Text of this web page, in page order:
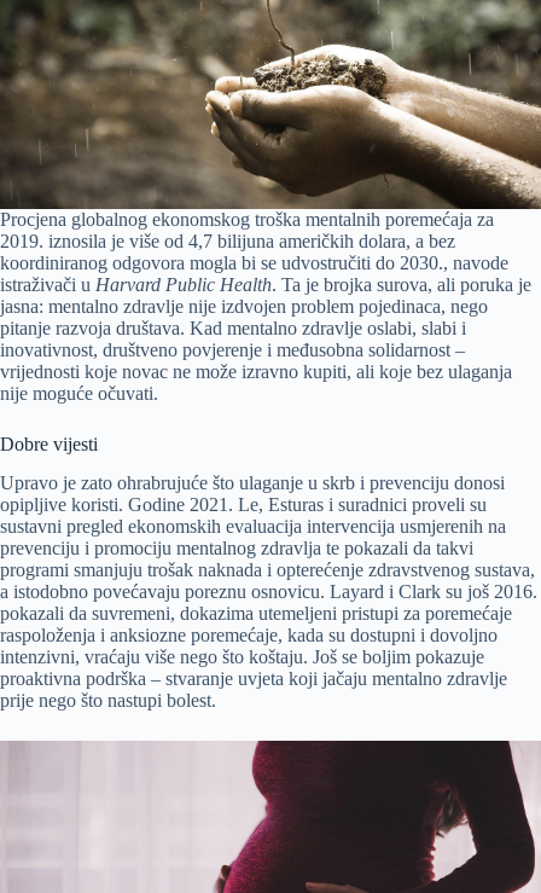
Procjena globalnog ekonomskog troška mentalnih poremećaja za
2019. iznosila je više od 4,7 bilijuna američkih dolara, a bez
koordiniranog odgovora mogla bi se udvostručiti do 2030., navode
istraživači u Harvard Public Health. Ta je brojka surova, ali poruka je
jasna: mentalno zdravlje nije izdvojen problem pojedinaca, nego
pitanje razvoja društava. Kad mentalno zdravlje oslabi, slabi i
inovativnost, društveno povjerenje i međusobna solidarnost –
vrijednosti koje novac ne može izravno kupiti, ali koje bez ulaganja
nije moguće očuvati.
Dobre vijesti
Upravo je zato ohrabrujuće što ulaganje u skrb i prevenciju donosi
opipljive koristi. Godine 2021. Le, Esturas i suradnici proveli su
sustavni pregled ekonomskih evaluacija intervencija usmjerenih na
prevenciju i promociju mentalnog zdravlja te pokazali da takvi
programi smanjuju trošak naknada i opterećenje zdravstvenog sustava,
a istodobno povećavaju poreznu osnovicu. Layard i Clark su još 2016.
pokazali da suvremeni, dokazima utemeljeni pristupi za poremećaje
raspoloženja i anksiozne poremećaje, kada su dostupni i dovoljno
intenzivni, vraćaju više nego što koštaju. Još se boljim pokazuje
proaktivna podrška – stvaranje uvjeta koji jačaju mentalno zdravlje
prije nego što nastupi bolest.